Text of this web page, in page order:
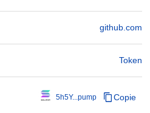
github.com
Token
5h5Y...pump Copie